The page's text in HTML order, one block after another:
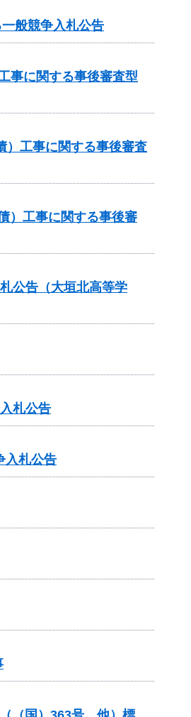
般競争入札公告
事に関する事後審査型
）工事に関する事後審査
）工事に関する事後審
公告（大垣北高等学
札公告
入札公告